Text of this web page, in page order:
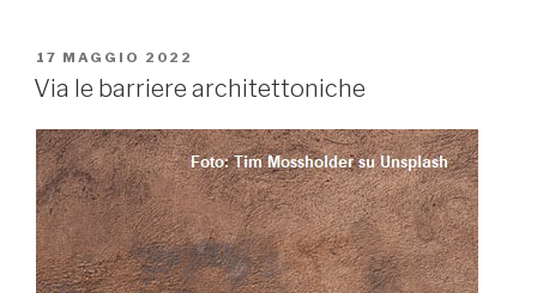
PUBBLICATO
IL
17 MAGGIO 2022
Via le barriere architettoniche